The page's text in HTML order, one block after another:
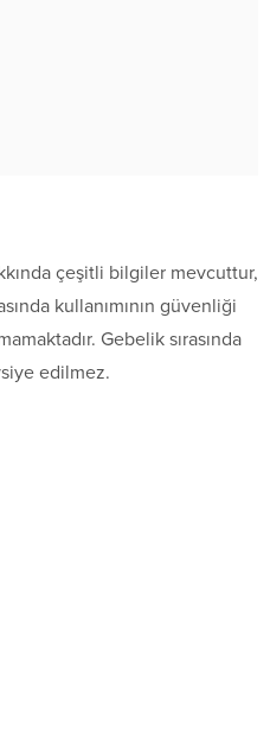
çeşitli bilgiler mevcuttur,
kullanımının güvenliği
Gebelik sırasında
edilmez.